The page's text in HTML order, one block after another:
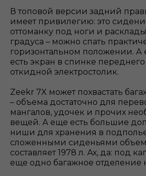
В топовой версии задний
имеет привилегию: это
оттоманку под ноги и
градуса – можно спать
горизонтальном положении. А
есть экран в спинке
откидной электростолик.
Zeekr 7X может похвастать
– объема достаточно для
мангалов, удочек и прочих
вещей. А еще есть большие
ниши для хранения в
сложенными сиденьями
составляет 1978 л. Ах, да: под
еще одно багажное отделение